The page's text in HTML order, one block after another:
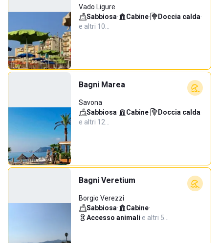
Vado Ligure
Sabbiosa· Cabine· Doccia calda·
e altri 10…
Bagni Marea
Savona
Sabbiosa· Cabine· Doccia calda·
e altri 12…
Bagni Veretium
Borgio Verezzi
Sabbiosa· Cabine·
Accesso animali·e altri 5…